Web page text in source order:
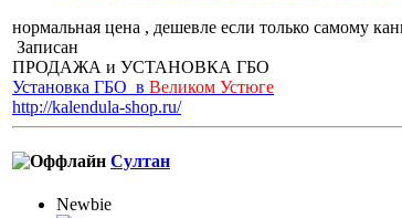
нормальная цена , дешевле если только самому
Записан
ПРОДАЖА и УСТАНОВКА ГБО
Установка ГБО в Великом Устюге
http://kalendula-shop.ru/
Султан
Newbie